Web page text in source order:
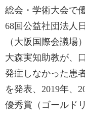
総会・学術大会で
68回公益社団法人
（大阪国際会議場
大森実知助教が、
発症しなかった患
を発表、2019年、
優秀賞（ゴールド